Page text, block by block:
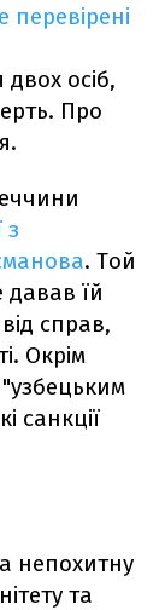
перевірені
осіб,
Про
з
. Той
давав їй
справ,
Окрім
санкції
непохитну
та